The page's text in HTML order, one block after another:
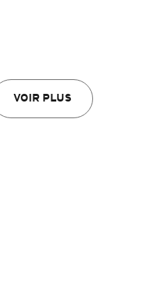
VOIR PLUS